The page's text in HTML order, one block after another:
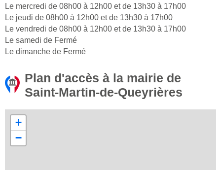
Le mercredi de 08h00 à 12h00 et de 13h30 à 17h00
Le jeudi de 08h00 à 12h00 et de 13h30 à 17h00
Le vendredi de 08h00 à 12h00 et de 13h30 à 17h00
Le samedi de Fermé
Le dimanche de Fermé
Plan d'accès à la mairie de
Saint-Martin-de-Queyrières
+
−